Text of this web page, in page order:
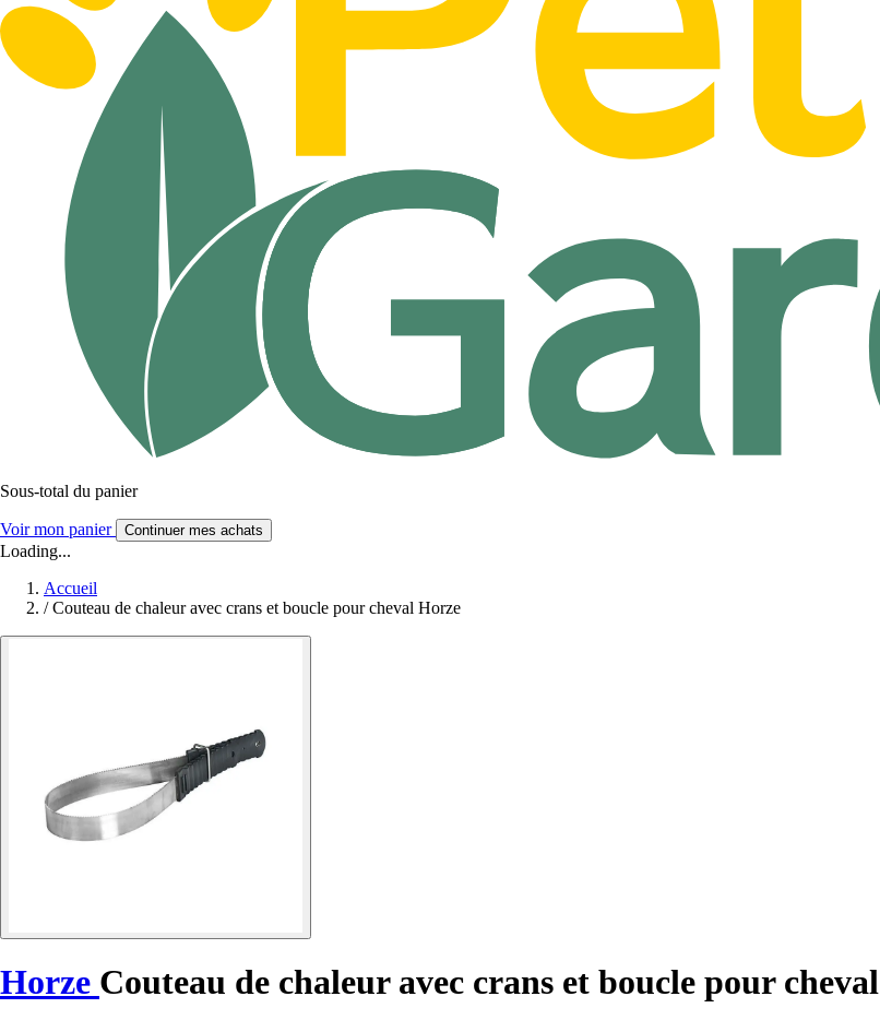
Sous-total du panier
Voir mon panier Continuer mes achats
Loading...
Accueil
/ Couteau de chaleur avec crans et boucle pour cheval Horze
Horze Couteau de chaleur avec crans et boucle pour cheval